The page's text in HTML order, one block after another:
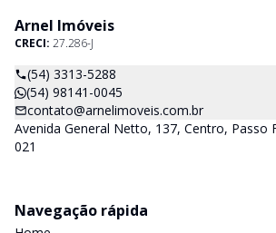
responsabilidade do sucesso no lançamento
Arnel Imóveis
CRECI: 27.286-J
(54) 3313-5288
(54) 98141-0045
contato@arnelimoveis.com.br
Avenida General Netto, 137, Centro, Passo
021
Navegação rápida